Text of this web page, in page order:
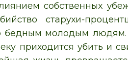
собственных
старухи-
бедным молодым людям.
приходится убить и